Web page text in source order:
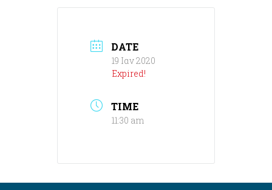
DATE
19 Ιαν 2020
Expired!
TIME
11:30 am